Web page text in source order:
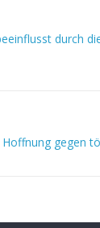
durch
gegen